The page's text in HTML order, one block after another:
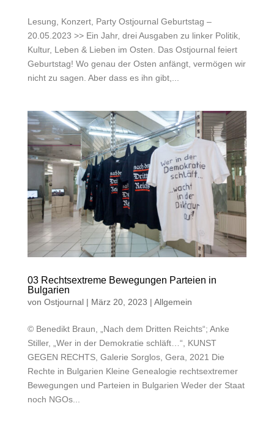
Lesung, Konzert, Party Ostjournal Geburtstag –
20.05.2023 >> Ein Jahr, drei Ausgaben zu linker Politik,
Kultur, Leben & Lieben im Osten. Das Ostjournal feiert
Geburtstag! Wo genau der Osten anfängt, vermögen wir
nicht zu sagen. Aber dass es ihn gibt,...
03 Rechtsextreme Bewegungen Parteien in
Bulgarien
von Ostjournal| März 20, 2023 | Allgemein
© Benedikt Braun, „Nach dem Dritten Reichts“; Anke
Stiller, „Wer in der Demokratie schläft…“, KUNST
GEGEN RECHTS, Galerie Sorglos, Gera, 2021 Die
Rechte in Bulgarien Kleine Genealogie rechtsextremer
Bewegungen und Parteien in Bulgarien Weder der Staat
noch NGOs...